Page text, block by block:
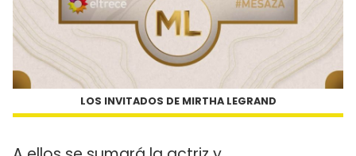
LOS INVITADOS DE MIRTHA LEGRAND